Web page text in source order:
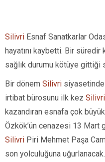
Silivri Esnaf Sanatkarlar
hayatını kaybetti. Bir
sağlık durumu kötüye gittiği
Bir dönem Silivri
irtibat bürosunu ilk kez Silivri
kazandıran esnafa çok
Özkök’ün cenazesi 13 Mart
Silivri Piri Mehmet Paşa
son yolculuğuna uğurlanacak.